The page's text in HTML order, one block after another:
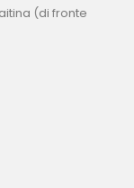
(di fronte